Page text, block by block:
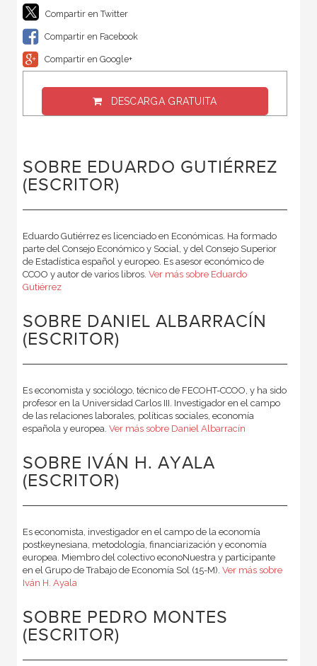
Compartir en Twitter
Compartir en Facebook
Compartir en Google+
DESCARGA GRATUITA
SOBRE EDUARDO GUTIÉRREZ
(ESCRITOR)
Eduardo Gutiérrez es licenciado en Económicas. Ha formado
parte del Consejo Económico y Social, y del Consejo Superior
de Estadística español y europeo. Es asesor económico de
CCOO y autor de varios libros. Ver más sobre Eduardo
Gutiérrez
SOBRE DANIEL ALBARRACÍN
(ESCRITOR)
Es economista y sociólogo, técnico de FECOHT-CCOO, y ha sido
profesor en la Universidad Carlos III. Investigador en el campo
de las relaciones laborales, políticas sociales, economía
española y europea. Ver más sobre Daniel Albarracín
SOBRE IVÁN H. AYALA
(ESCRITOR)
Es economista, investigador en el campo de la economía
postkeynesiana, metodología, financiarización y economía
europea. Miembro del colectivo econoNuestra y participante
en el Grupo de Trabajo de Economía Sol (15-M). Ver más sobre
Iván H. Ayala
SOBRE PEDRO MONTES
(ESCRITOR)